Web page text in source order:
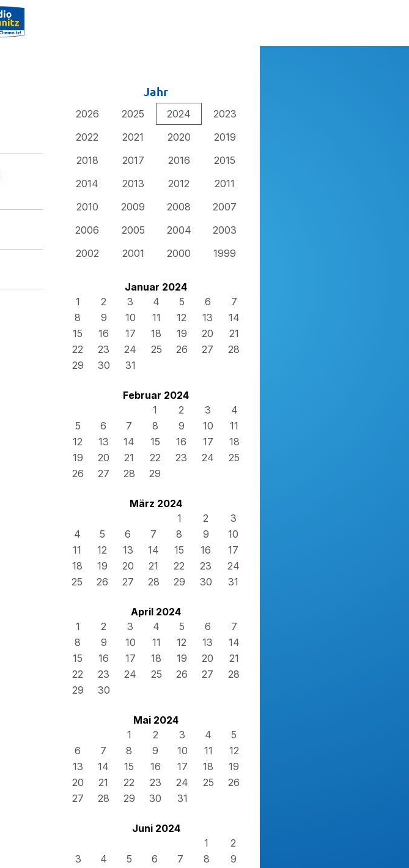
Jahr
2026 2025 2024
2023
2022
2021 2020
2019
2018
2017 2016
2015
2014
2013 2012
2011
2010
2009 2008
2007
2006
2005 2004
2003
2002
2001 2000 1999
Januar 2024
1
2 3 4 5 6
7
8
9 10 11 12 13
14
15
16 17 18 19 20
21
22
23 24 25 26 27
28
29
30 31
Februar 2024
1
2 3
4
5
6 7 8 9 10
11
12
13 14 15 16 17
18
19
20 21 22 23 24
25
26
27 28 29
März 2024
1
2
3
4
5 6 7 8 9
10
11
12 13 14 15 16
17
18
19 20 21 22 23
24
25
26 27 28 29 30 31
April 2024
1
2 3 4 5 6
7
8
9 10 11 12 13
14
15
16 17 18 19 20
21
22
23 24 25 26 27
28
29
30
Mai 2024
1
2 3 4
5
6
7 8 9 10 11
12
13
14 15 16 17 18
19
20
21 22 23 24 25
26
27
28 29 30 31
Juni 2024
1
2
3
4 5 6 7 8
9